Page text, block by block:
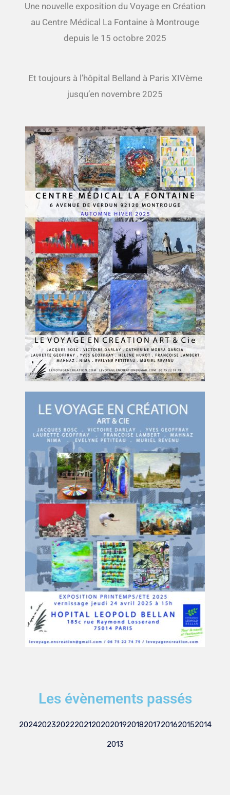
Une nouvelle exposition du Voyage en Création
au Centre Médical La Fontaine à Montrouge
depuis le 15 octobre 2025
Et toujours à l’hôpital Belland à Paris XIVème
jusqu’en novembre 2025
Les évènements passés
20242023202220212020201920182017201620152014
2013